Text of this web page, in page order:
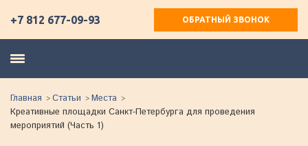
+7 812 677-09-93 ОБРАТНЫЙ ЗВОНОК
Главная Статьи
Места
Креативные площадки Санкт-Петербурга для проведения
мероприятий (Часть 1)